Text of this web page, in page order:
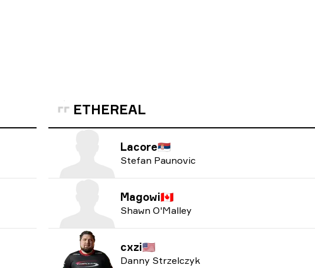
ETHEREAL
Lacore🇷🇸
Stefan Paunovic
Magowi🇨🇦
Shawn O'Malley
cxzi🇺🇸
Danny Strzelczyk